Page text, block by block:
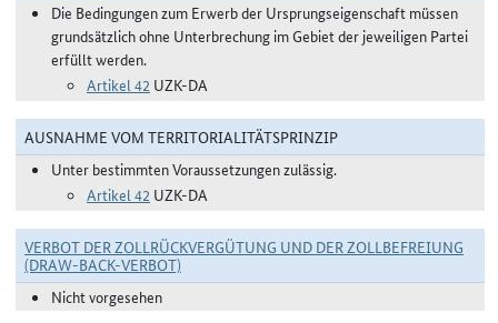
Die Bedingungen zum Erwerb der Ursprungseigenschaft müssen
grundsätzlich ohne Unterbrechung im Gebiet der jeweiligen Partei
erfüllt werden.
Artikel 42 UZK-DA
AUSNAHME VOM TERRITORIALITÄTSPRINZIP
Unter bestimmten Voraussetzungen zulässig.
Artikel 42 UZK-DA
VERBOT DER ZOLLRÜCKVERGÜTUNG UND DER ZOLLBEFREIUNG
(DRAW-BACK-VERBOT)
Nicht vorgesehen